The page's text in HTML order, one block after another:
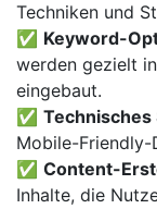
Techniken und
✅ Keyword-
werden gezielt
eingebaut.
✅ Technisches
Mobile-Friendly-
✅ Content-
Inhalte, die